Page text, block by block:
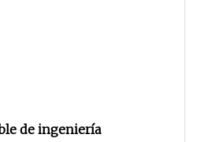
de ingeniería